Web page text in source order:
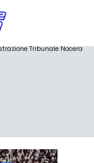
Tribunale Nocera